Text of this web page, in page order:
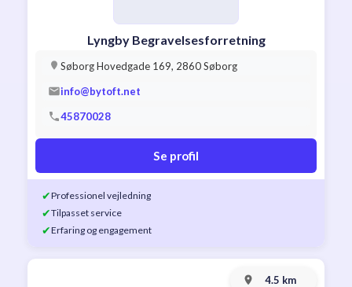
Lyngby Begravelsesforretning
Søborg Hovedgade 169, 2860 Søborg
info@bytoft.net
45870028
Se profil
✔Professionel vejledning
✔Tilpasset service
✔Erfaring og engagement
4.5 km